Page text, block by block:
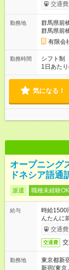
交通
勤務地
群馬県前
群馬県前
有限会
勤務時間
シフト制
1日あた
17：00の間でシフト制 週
せくださ
気になる！
オープニング
ドネシア語通
派遣 職種未経験OK
給与
時給
んたんに
交通
交通費
勤務地
東京都新
新宿(東京